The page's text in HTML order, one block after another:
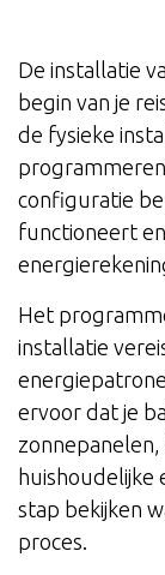
De installatie
begin van je
de fysieke
configuratie
functioneert
Het
installatie
ervoor dat je
huishoudelijke
stap bekijken
proces.